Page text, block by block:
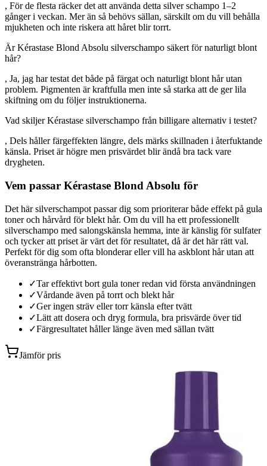
, För de flesta räcker det att använda detta silver schampo 1–2
gånger i veckan. Mer än så behövs sällan, särskilt om du vill behålla
mjukheten och inte riskera att håret blir torrt.
Är Kérastase Blond Absolu silverschampo säkert för naturligt blont
hår?
, Ja, jag har testat det både på färgat och naturligt blont hår utan
problem. Pigmenten är kraftfulla men inte så starka att de ger lila
skiftning om du följer instruktionerna.
Vad skiljer Kérastase silverschampo från billigare alternativ i testet?
, Dels håller färgeffekten längre, dels märks skillnaden i återfuktande
känsla. Priset är högre men prisvärdet blir ändå bra tack vare
drygheten.
Vem passar Kérastase Blond Absolu för
Det här silverschampot passar dig som prioriterar både effekt på gula
toner och hårvård för blekt hår. Om du vill ha ett professionellt
silverschampo med salongskänsla hemma, inte är känslig för sulfater
och tycker att priset är värt det för resultatet, då är det här rätt val.
Perfekt för dig som ofta blonderar eller vill ha askblont hår utan att
överanstränga hårbotten.
✓Tar effektivt bort gula toner redan vid första användningen
✓Vårdande även på torrt och blekt hår
✓Ger ingen sträv eller torr känsla efter tvätt
✓Lätt att dosera och dryg formula, bra prisvärde över tid
✓Färgresultatet håller länge även med sällan tvätt
Jämför pris